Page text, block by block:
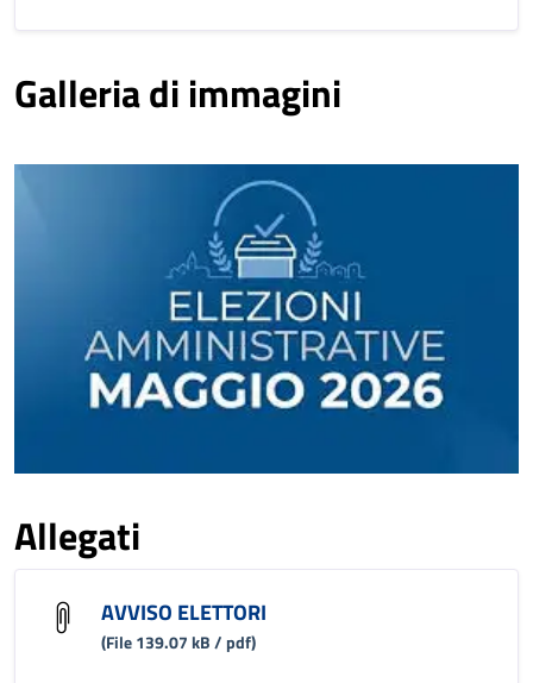
Galleria di immagini
Allegati
AVVISO ELETTORI
(File 139.07 kB / pdf)